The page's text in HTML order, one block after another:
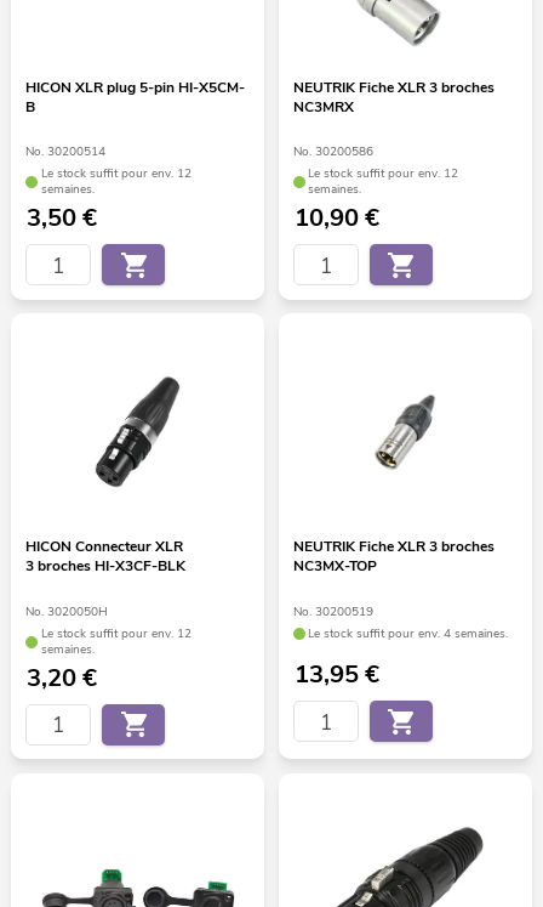
HICON XLR plug 5-pin HI-X5CM-
B
No. 30200514
Le stock suffit pour env. 12
semaines.
3,50€
NEUTRIK Fiche XLR 3 broches
NC3MRX
No. 30200586
Le stock suffit pour env. 12
semaines.
10,90€
HICON Connecteur XLR
3 broches HI-X3CF-BLK
No. 3020050H
Le stock suffit pour env. 12
semaines.
3,20€
NEUTRIK Fiche XLR 3 broches
NC3MX-TOP
No. 30200519
Le stock suffit pour env. 4 semaines.
13,95€